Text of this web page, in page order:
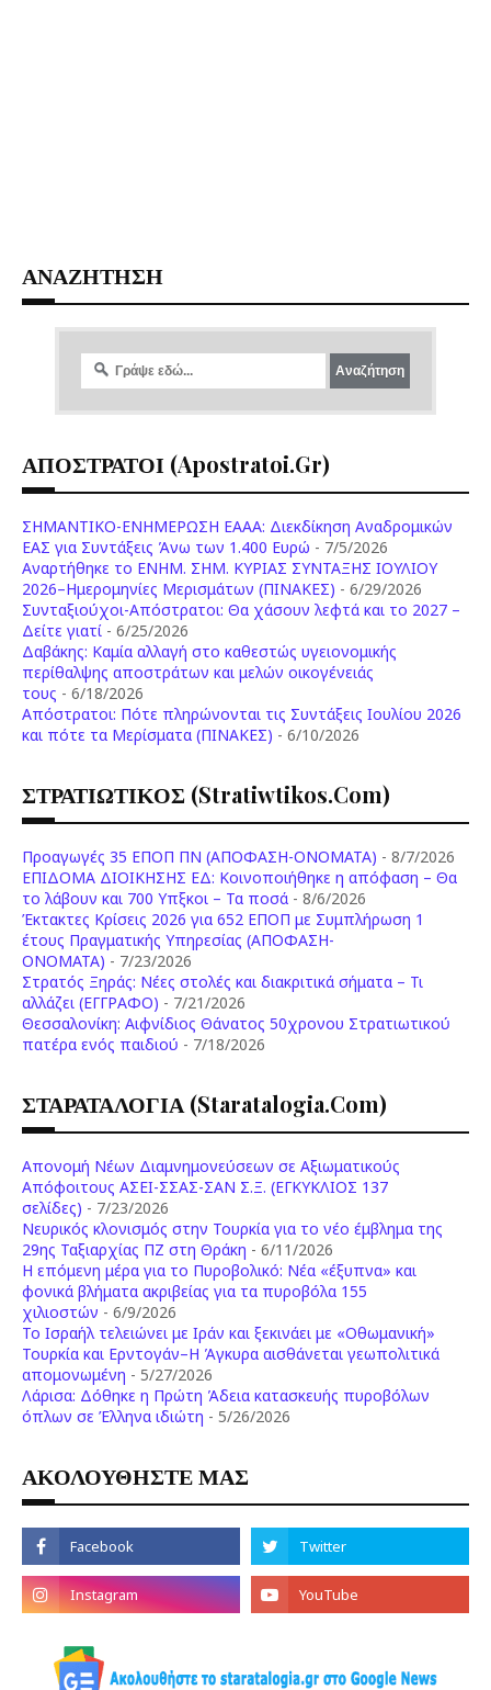
ΑΝΑΖΗΤΗΣΗ
ΑΠΟΣΤΡΑΤΟΙ (apostratoi.gr)
ΣΗΜΑΝΤΙΚΟ-ΕΝΗΜΕΡΩΣΗ ΕΑΑΑ: Διεκδίκηση Αναδρομικών
ΕΑΣ για Συντάξεις Άνω των 1.400 Ευρώ - 7/5/2026
Aναρτήθηκε το ENHM. ΣΗΜ. ΚΥΡΙΑΣ ΣΥΝΤΑΞΗΣ ΙΟΥΛΙΟΥ
2026–Ημερομηνίες Μερισμάτων (ΠΙΝΑΚΕΣ) - 6/29/2026
Συνταξιούχοι-Απόστρατοι: Θα χάσουν λεφτά και το 2027 –
Δείτε γιατί - 6/25/2026
Δαβάκης: Καμία αλλαγή στο καθεστώς υγειονομικής
περίθαλψης αποστράτων και μελών οικογένειάς
τους - 6/18/2026
Aπόστρατοι: Πότε πληρώνονται τις Συντάξεις Ιουλίου 2026
και πότε τα Μερίσματα (ΠΙΝΑΚΕΣ) - 6/10/2026
ΣΤΡΑΤΙΩΤΙΚΟΣ (stratiwtikos.com)
Προαγωγές 35 ΕΠΟΠ ΠΝ (ΑΠΟΦΑΣΗ-ΟΝΟΜΑΤΑ) - 8/7/2026
ΕΠΙΔΟΜΑ ΔΙΟΙΚΗΣΗΣ ΕΔ: Κοινοποιήθηκε η απόφαση – Θα
το λάβουν και 700 Υπξκοι – Τα ποσά - 8/6/2026
Έκτακτες Κρίσεις 2026 για 652 ΕΠΟΠ με Συμπλήρωση 1
έτους Πραγματικής Υπηρεσίας (ΑΠΟΦΑΣΗ-
ONOMATA) - 7/23/2026
Στρατός Ξηράς: Νέες στολές και διακριτικά σήματα – Τι
αλλάζει (ΕΓΓΡΑΦΟ) - 7/21/2026
Θεσσαλονίκη: Αιφνίδιος Θάνατος 50χρονου Στρατιωτικού
πατέρα ενός παιδιού - 7/18/2026
ΣΤΑΡΑΤΑΛΟΓΙΑ (staratalogia.com)
Απονομή Νέων Διαμνημονεύσεων σε Αξιωματικούς
Απόφοιτους ΑΣΕΙ-ΣΣΑΣ-ΣΑΝ Σ.Ξ. (ΕΓΚΥΚΛΙΟΣ 137
σελίδες) - 7/23/2026
Νευρικός κλονισμός στην Τουρκία για το νέο έμβλημα της
29ης Ταξιαρχίας ΠΖ στη Θράκη - 6/11/2026
Η επόμενη μέρα για το Πυροβολικό: Νέα «έξυπνα» και
φονικά βλήματα ακριβείας για τα πυροβόλα 155
χιλιοστών - 6/9/2026
Το Ισραήλ τελειώνει με Ιράν και ξεκινάει με «Οθωμανική»
Τουρκία και Ερντογάν–Η Άγκυρα αισθάνεται γεωπολιτικά
απομονωμένη - 5/27/2026
Λάρισα: Δόθηκε η Πρώτη Άδεια κατασκευής πυροβόλων
όπλων σε Έλληνα ιδιώτη - 5/26/2026
ΑΚΟΛΟΥΘΗΣΤΕ ΜΑΣ